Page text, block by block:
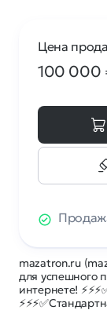
mazatron.ru
для успешного
интернете!
Цена
100 000